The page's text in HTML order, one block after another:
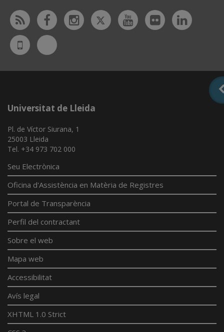
Rss FacebookInstagram
TwitterYoutubeFlickr
UdL
App
Bluesky
Universitat de Lleida
Pl. de Víctor Siurana, 1
25003 Lleida
Tel. +34 973 702 000
Seu Electrònica
Oficina d'Assistència en Matèria de Registres
Portal de Transparència
Perfil del contractant
Sobre el web
Mapa web
Accessibilitat
Avís legal
XHTML 1.0 Strict